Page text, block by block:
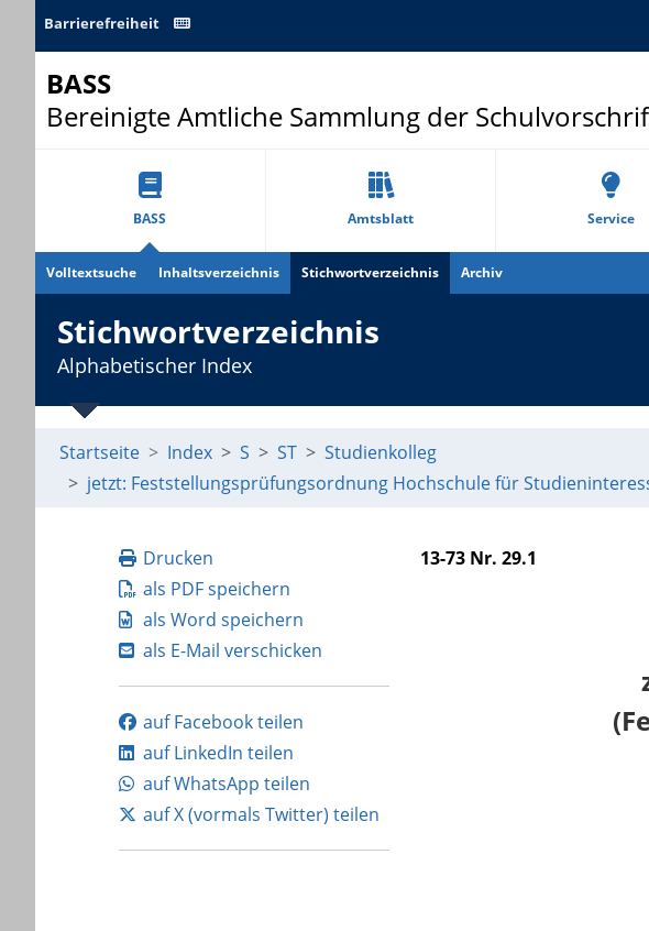
Barrierefreiheit
BASS
Bereinigte Amtliche Sammlung der
BASS Amtsblatt Service
Volltextsuche Inhaltsverzeichnis Stichwortverzeichnis Archiv
Stichwortverzeichnis
Alphabetischer Index
Startseite Index S ST
Studienkolleg
jetzt: Feststellungsprüfungsordnung Hochschule für
Drucken
als PDF speichern
als Word speichern
als E-Mail verschicken
auf Facebook teilen
auf LinkedIn teilen
auf WhatsApp teilen
auf X (vormals Twitter) teilen
13-73 Nr. 29.1